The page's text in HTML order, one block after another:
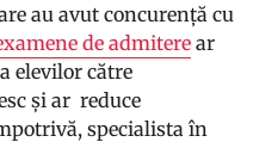
au avut concurență cu
de admitere ar
elevilor către
și ar reduce
specialista în